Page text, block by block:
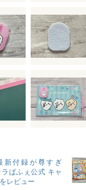
新付録が尊すぎ
ぱふぇ公式 キャ
レビュー